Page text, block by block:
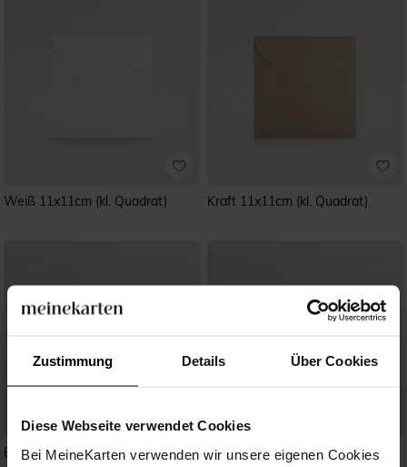
Zustimmung Details Über Cookies
Diese Webseite verwendet Cookies
Bei MeineKarten verwenden wir unsere eigenen Cookies
Weiß 11x11cm (kl. Quadrat) Kraft 11x11cm (kl. Quadrat)
Beige 11x11cm (kl. Quadrat) Grün 11x11cm (kl. Quadrat)